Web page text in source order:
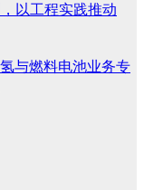
以工程实践推动
与燃料电池业务专